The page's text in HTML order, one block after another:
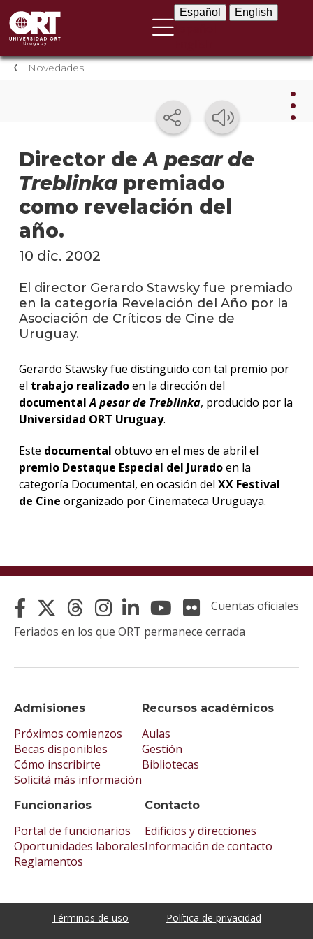
Español English
Novedades
Director deA pesar de
Treblinkapremiado
como revelación del
año.
en
10 dic. 2002
El director Gerardo Stawsky fue premiado
en la categoría Revelación del Año por la
Asociación de Críticos de Cine de
Uruguay.
Gerardo Stawsky fue distinguido con tal premio por
el trabajo realizadoen la dirección del
documentalA pesar de Treblinka, producido por la
Universidad ORT Uruguay.
Este documental obtuvo en el mes de abril el
premio Destaque Especial del Juradoen la
categoría Documental, en ocasión del XX Festival
de Cine organizado por Cinemateca Uruguaya.
Admisiones
Próximos comienzos
Becas disponibles
Cómo inscribirte
Solicitá más información
Recursos académicos
Aulas
Gestión
Bibliotecas
Funcionarios
Portal de funcionarios
Oportunidades laborales
Reglamentos
Contacto
Edificios y direcciones
Información de contacto
Cuentas oficiales
Feriados en los que ORT permanece cerrada
Términos de uso Política de privacidad